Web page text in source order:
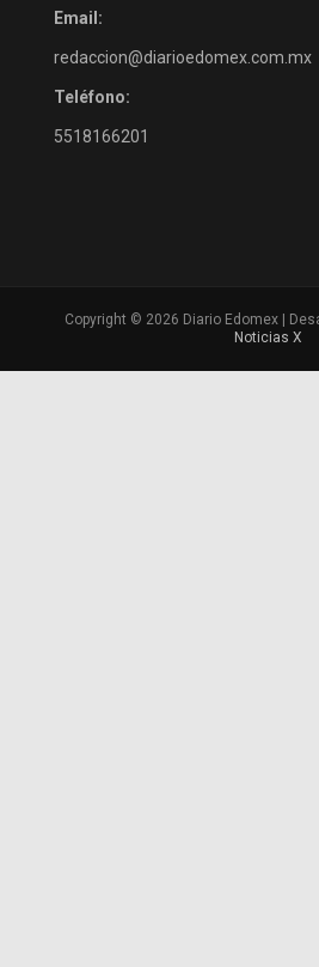
Email:
redaccion@diarioedomex.com.mx
Teléfono:
5518166201
Copyright © 2026 Diario Edomex |
Noticias X